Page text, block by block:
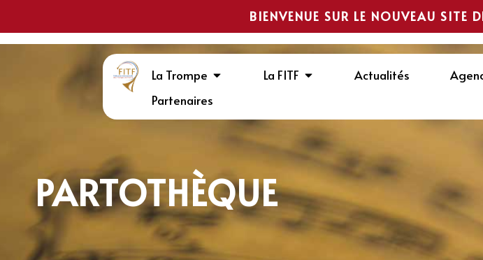
BIENVENUE SUR LE NOUVEAU SITE
La Trompe La FITF Actualités
Partenaires
PARTOTHÈQUE